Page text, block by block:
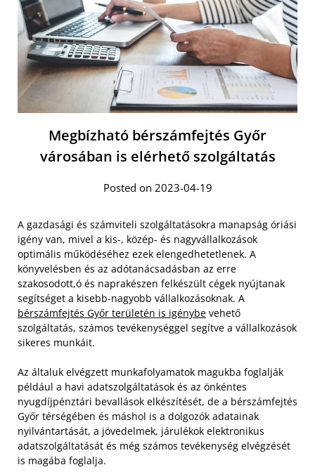
Megbízható bérszámfejtés Győr
városában is elérhető szolgáltatás
Posted on 2023-04-19
A gazdasági és számviteli szolgáltatásokra manapság óriási
igény van, mivel a kis-, közép- és nagyvállalkozások
optimális működéséhez ezek elengedhetetlenek. A
könyvelésben és az adótanácsadásban az erre
szakosodott,ó és naprakészen felkészült cégek nyújtanak
segítséget a kisebb-nagyobb vállalkozásoknak. A
bérszámfejtés Győr területén is igénybe vehető
szolgáltatás, számos tevékenységgel segítve a vállalkozások
sikeres munkáit.
Az általuk elvégzett munkafolyamatok magukba foglalják
például a havi adatszolgáltatások és az önkéntes
nyugdíjpénztári bevallások elkészítését, de a bérszámfejtés
Győr térségében és máshol is a dolgozók adatainak
nyilvántartását, a jövedelmek, járulékok elektronikus
adatszolgáltatását és még számos tevékenység elvégzését
is magába foglalja.